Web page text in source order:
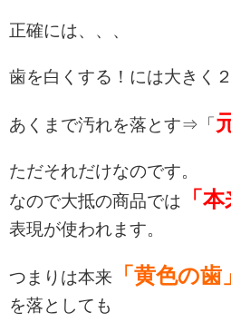
正確には、、、
歯を白くする！には大きく
あくまで汚れを落とす⇒「
ただそれだけなのです。
なので大抵の商品では
「
表現が使われます。
つまりは本来 「黄色の歯」
を落としても